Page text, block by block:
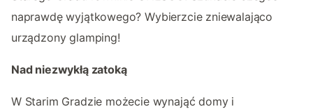
naprawdę wyjątkowego? Wybierzcie zniewalająco
urządzony glamping!
Nad niezwykłą zatoką
W Starim Gradzie możecie wynająć domy i